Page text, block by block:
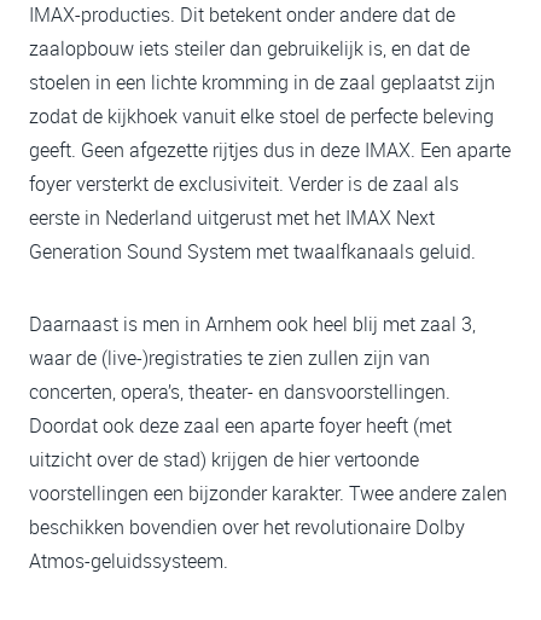
IMAX-producties. Dit betekent onder andere dat de
zaalopbouw iets steiler dan gebruikelijk is, en dat de
stoelen in een lichte kromming in de zaal geplaatst zijn
zodat de kijkhoek vanuit elke stoel de perfecte beleving
geeft. Geen afgezette rijtjes dus in deze IMAX. Een aparte
foyer versterkt de exclusiviteit. Verder is de zaal als
eerste in Nederland uitgerust met het IMAX Next
Generation Sound System met twaalfkanaals geluid.
Daarnaast is men in Arnhem ook heel blij met zaal 3,
waar de (live-)registraties te zien zullen zijn van
concerten, opera’s, theater- en dansvoorstellingen.
Doordat ook deze zaal een aparte foyer heeft (met
uitzicht over de stad) krijgen de hier vertoonde
voorstellingen een bijzonder karakter. Twee andere zalen
beschikken bovendien over het revolutionaire Dolby
Atmos-geluidssysteem.